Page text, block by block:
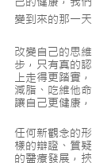
變到來的那一天
改變自己的思
步，只有真的
上走得更踏實
減脂、吃維他
讓自己更健康
任何新觀念的
樣的辯證、質
的醫療發展，